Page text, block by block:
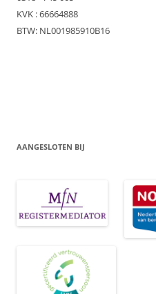
KVK : 66664888
BTW: NL001985910B16
AANGESLOTEN BIJ